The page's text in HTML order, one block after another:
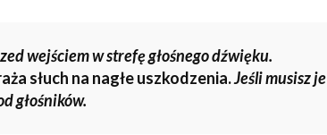
wejściem w strefę głośnego dźwięku.
słuch na nagłe uszkodzenia.Jeśli musisz je
głośników.